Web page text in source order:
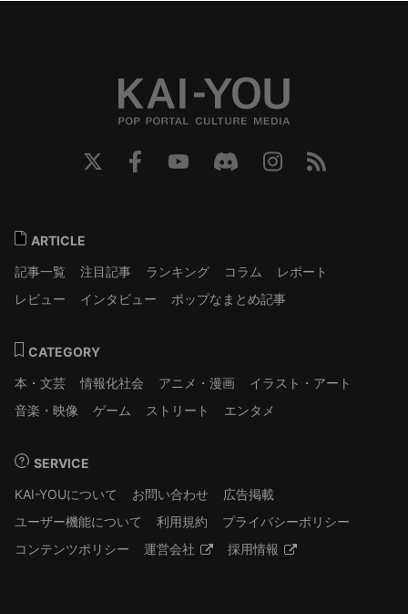
ARTICLE
記事一覧
注目記事 ランキング コラム
レポート
レビュー
インタビュー ポップなまとめ記事
CATEGORY
本・文芸
情報化社会 アニメ・漫画
イラスト・アート
音楽・映像
ゲーム ストリート エンタメ
SERVICE
KAI-YOUについて
お問い合わせ
広告掲載
ユーザー機能について
利用規約
プライバシーポリシー
コンテンツポリシー
運営会社 採用情報